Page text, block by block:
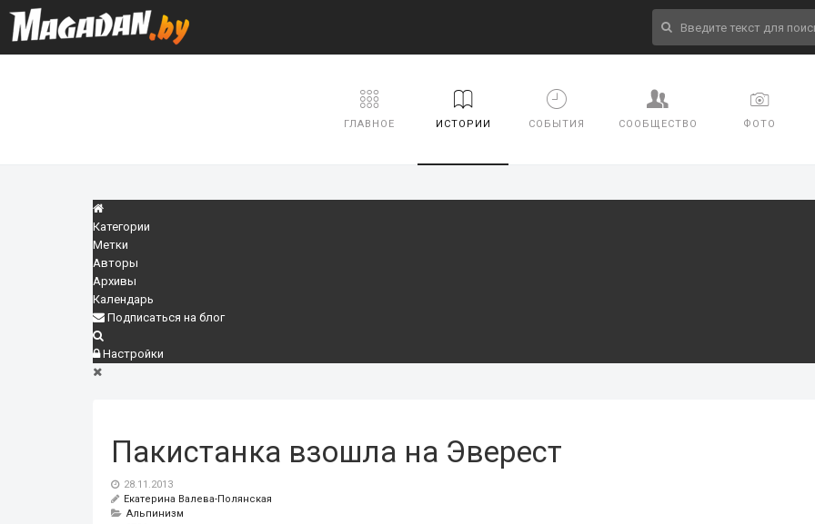
ГЛАВНОЕ ИСТОРИИ СОБЫТИЯ СООБЩЕСТВО ФОТО
Категории
Метки
Авторы
Архивы
Календарь
Подписаться на блог
Настройки
Пакистанка взошла на Эверест
28.11.2013
Екатерина Валева-Полянская
Альпинизм